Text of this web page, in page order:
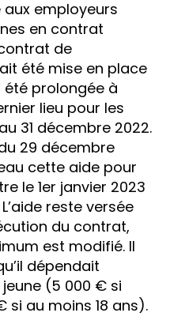
aux employeurs
en contrat
de
été mise en place
été prolongée à
lieu pour les
31 décembre 2022.
29 décembre
cette aide pour
le 1er janvier 2023
reste versée
du contrat,
est modifié. Il
dépendait
(5 000 € si
si au moins 18 ans).